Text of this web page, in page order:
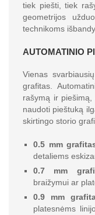
tiek piešti, tiek
geometrijos
technikoms
AUTOMATINIO
Vienas
grafitas.
rašymą ir
naudoti pieštuką
skirtingo storio
0.5 mm
detaliems
0.7 mm
braižymui ar
0.9 mm
platesnėms